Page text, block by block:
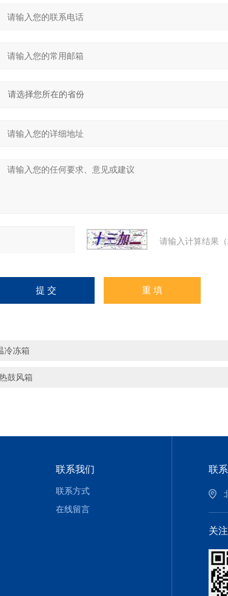
请输入计算结果
冷冻箱
鼓风箱
联系我们
联系方式
在线留言
联
关